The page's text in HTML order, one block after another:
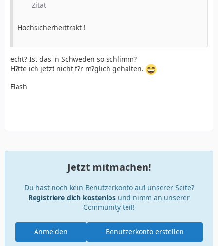
Zitat
Hochsicherheittrakt !
echt? Ist das in Schweden so schlimm?
H?tte ich jetzt nicht f?r m?glich gehalten.
Flash
Jetzt mitmachen!
Du hast noch kein Benutzerkonto auf unserer Seite?
Registriere dich kostenlos und nimm an unserer
Community teil!
Benutzerkonto erstellen
Anmelden